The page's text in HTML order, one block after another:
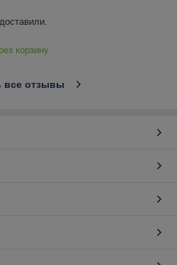
корзину
все отзывы